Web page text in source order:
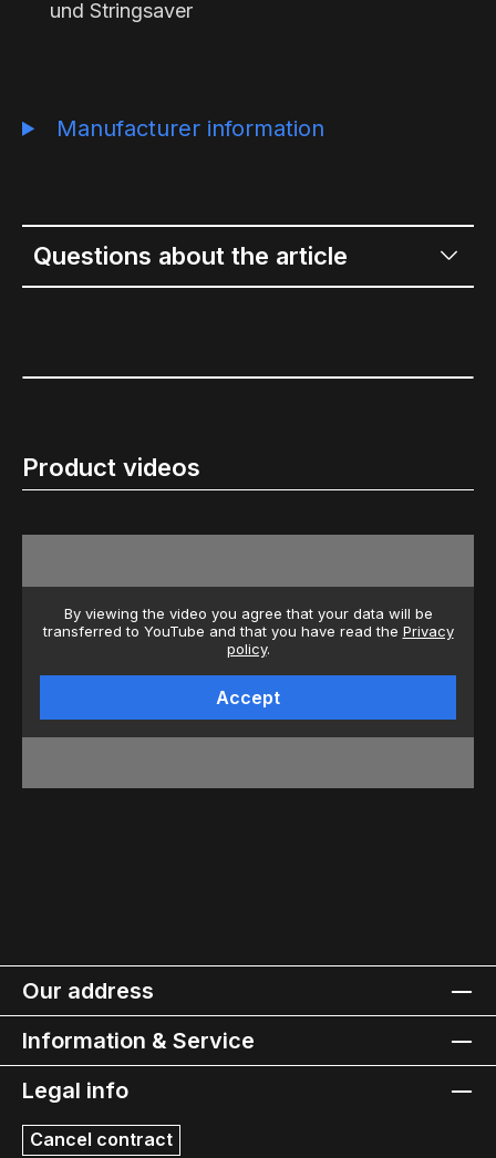
und Stringsaver
Manufacturer information
Questions about the article
Product videos
By viewing the video you agree that your data will be
transferred to YouTube and that you have read the Privacy
policy.
Accept
Our address
Information & Service
Legal info
Cancel contract